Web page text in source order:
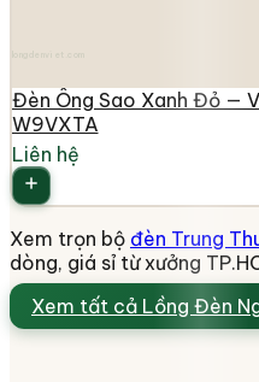
Đèn Ông Sao Xanh Đỏ —
W9VXTA
Liên hệ
Xem trọn bộ đèn Trung
dòng, giá sỉ từ xưởng
Xem tất cả Lồng Đèn